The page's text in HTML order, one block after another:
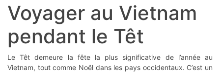
Voyager au Vietnam
pendant le Têt
Le Têt demeure la fête la plus significative de l’année au
Vietnam, tout comme Noël dans les pays occidentaux. C’est un